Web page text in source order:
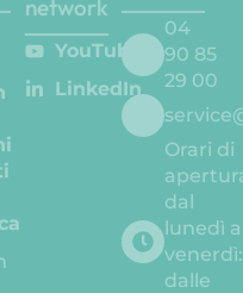
network
YouTube
LinkedIn
04
90 85
29 00
Orari di
dal
lunedì
venerdì:
dalle